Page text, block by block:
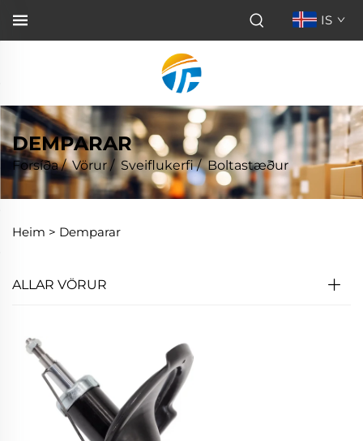
IS
DEMPARAR
Forsíða/Vörur/ Sveiflukerfi/Boltastæður
Heim > Demparar
ALLAR VÖRUR